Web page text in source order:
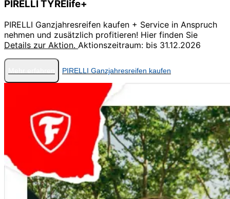
PIRELLI TYRElife+
PIRELLI Ganzjahresreifen kaufen + Service in Anspruch
nehmen und zusätzlich profitieren! Hier finden Sie
Details zur Aktion. Aktionszeitraum: bis 31.12.2026
PIRELLI Ganzjahresreifen kaufen